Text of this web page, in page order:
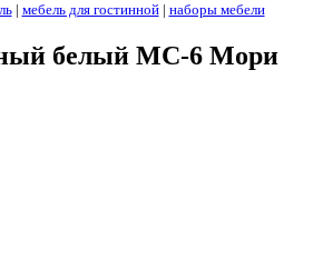
| мебель для гостинной| наборы мебели
белый МС-6 Мори